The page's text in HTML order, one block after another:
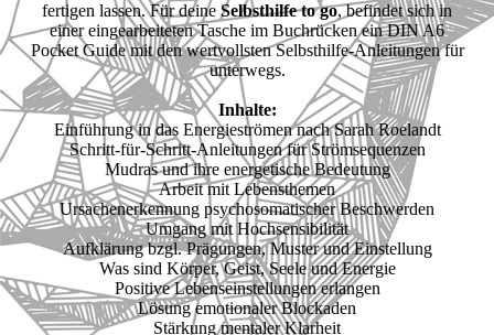
fertigen lassen. Für deine Selbsthilfe to go, befindet sich in
einer eingearbeiteten Tasche im Buchrücken ein DIN A6
Pocket Guide mit den wertvollsten Selbsthilfe-Anleitungen für
unterwegs.
Inhalte:
Einführung in das Energieströmen nach Sarah Roelandt
Schritt-für-Schritt-Anleitungen für Strömsequenzen
Mudras und ihre energetische Bedeutung
Arbeit mit Lebensthemen
Ursachenerkennung psychosomatischer Beschwerden
Umgang mit Hochsensibilität
Aufklärung bzgl. Prägungen, Muster und Einstellung
Was sind Körper, Geist, Seele und Energie
Positive Lebenseinstellungen erlangen
Lösung emotionaler Blockaden
Stärkung mentaler Klarheit